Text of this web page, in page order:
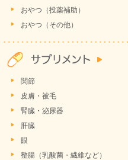
おやつ（投薬補助）
おやつ（その他）
関節
皮膚・被毛
腎臓・泌尿器
肝臓
眼
整腸（乳酸菌・繊維など）